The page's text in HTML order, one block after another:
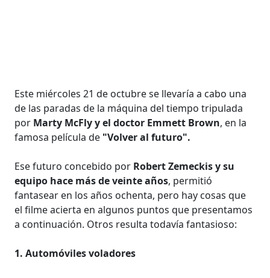
Este miércoles 21 de octubre se llevaría a cabo una
de las paradas de la máquina del tiempo tripulada
por Marty McFly y el doctor Emmett Brown, en la
famosa película de "Volver al futuro".
Ese futuro concebido por Robert Zemeckis y su
equipo hace más de veinte años, permitió
fantasear en los años ochenta, pero hay cosas que
el filme acierta en algunos puntos que presentamos
a continuación. Otros resulta todavía fantasioso:
1. Automóviles voladores